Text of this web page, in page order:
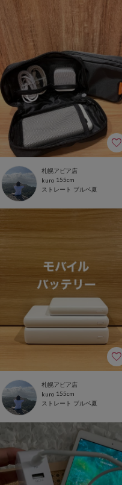
札幌アピア店
kuro 155cm
ストレート ブルベ夏
札幌アピア店
kuro 155cm
ストレート ブルベ夏